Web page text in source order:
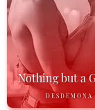
Nothing but a
DESDEMONA